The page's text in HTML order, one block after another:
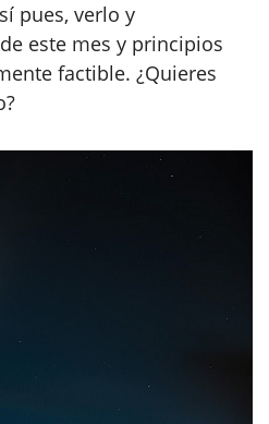
pues, verlo y
este mes y principios
factible. ¿Quieres